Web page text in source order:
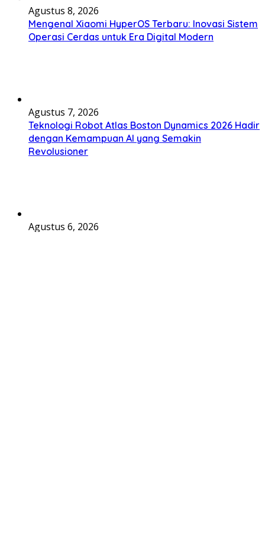
Agustus 8, 2026
Mengenal Xiaomi HyperOS Terbaru: Inovasi Sistem
Operasi Cerdas untuk Era Digital Modern
Agustus 7, 2026
Teknologi Robot Atlas Boston Dynamics 2026 Hadir
dengan Kemampuan AI yang Semakin
Revolusioner
Agustus 6, 2026